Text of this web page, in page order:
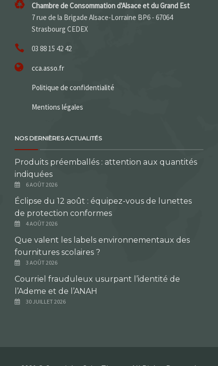
Chambre de Consommation d'Alsace et du Grand Est
7 rue de la Brigade Alsace-Lorraine BP6 - 67064
Strasbourg CEDEX
03 88 15 42 42
cca.asso.fr
Politique de confidentialité
Mentions légales
NOS DERNIÈRES ACTUALITÉS
Produits préemballés : attention aux quantités
indiquées
6 AOÛT 2026
Éclipse du 12 août : équipez-vous de lunettes
de protection conformes
4 AOÛT 2026
Que valent les labels environnementaux des
fournitures scolaires ?
3 AOÛT 2026
Courriel frauduleux usurpant l’identité de
l’Ademe et de l’ANAH
30 JUILLET 2026